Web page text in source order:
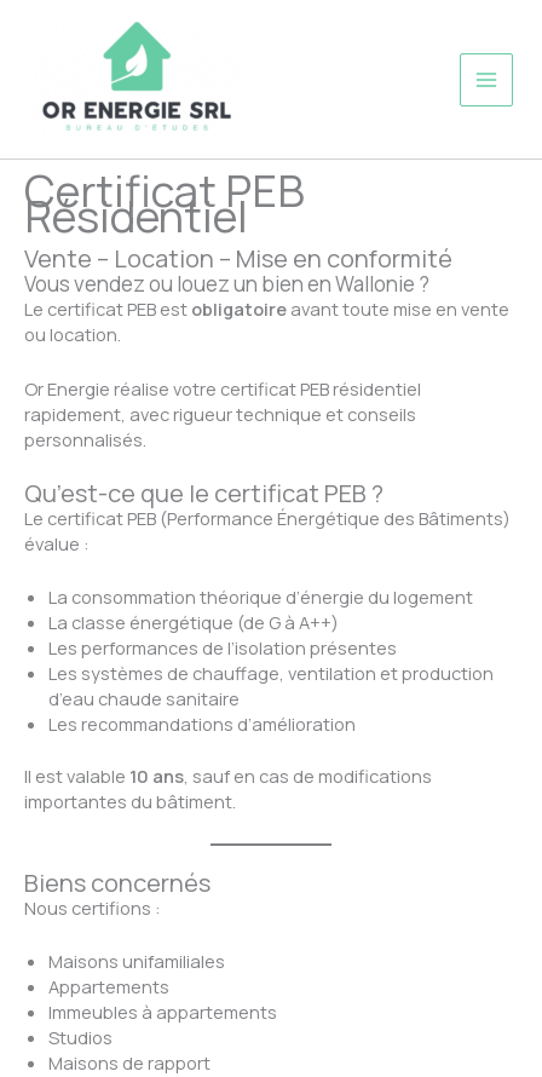
Certificat PEB
Résidentiel
Vente – Location – Mise en conformité
Vous vendez ou louez un bien en Wallonie ?
Le certificat PEB est obligatoire avant toute mise en vente
ou location.
Or Energie réalise votre certificat PEB résidentiel
rapidement, avec rigueur technique et conseils
personnalisés.
Qu’est-ce que le certificat PEB ?
Le certificat PEB (Performance Énergétique des Bâtiments)
évalue :
La consommation théorique d’énergie du logement
La classe énergétique (de G à A++)
Les performances de l’isolation présentes
Les systèmes de chauffage, ventilation et production
d’eau chaude sanitaire
Les recommandations d’amélioration
Il est valable 10 ans, sauf en cas de modifications
importantes du bâtiment.
Biens concernés
Nous certifions :
Maisons unifamiliales
Appartements
Immeubles à appartements
Studios
Maisons de rapport